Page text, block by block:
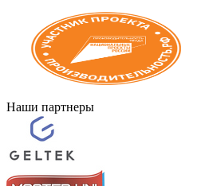
Наши партнеры